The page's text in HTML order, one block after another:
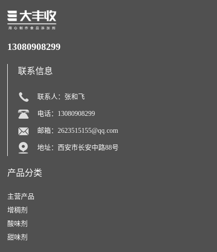
13080908299
联系信息
联系人：张和飞
电话：13080908299
邮箱： 2623515155@qq.com
地址：西安市长安中路88号
产品分类
主营产品
增稠剂
酸味剂
甜味剂